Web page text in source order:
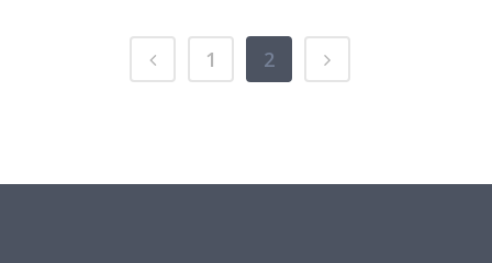
1 2